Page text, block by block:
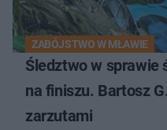
ZABÓJSTWO W MŁAWIE
Śledztwo w sprawie
na finiszu. Bartosz
zarzutami